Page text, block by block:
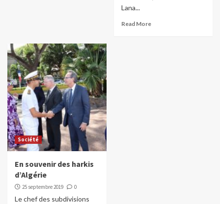
Lana...
Read More
Société
En souvenir des harkis
d’Algérie
25 septembre 2019 0
Le chef des subdivisions